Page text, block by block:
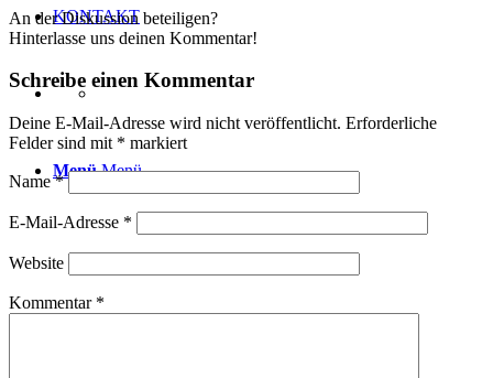
KONTAKT
Menü Menü
An der Diskussion beteiligen?
Hinterlasse uns deinen Kommentar!
Schreibe einen Kommentar
Deine E-Mail-Adresse wird nicht veröffentlicht. Erforderliche
Felder sind mit * markiert
Name*
E-Mail-Adresse *
Website
Kommentar *